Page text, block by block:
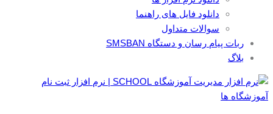
دانلود فایل های راهنما
سوالات متداول
ربات پیام رسان و دستگاه SMSBAN
بلاگ